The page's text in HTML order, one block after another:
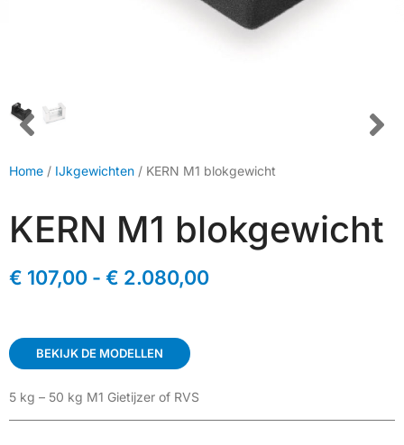
Home / IJkgewichten / KERN M1 blokgewicht
KERN M1 blokgewicht
€ 107,00 - € 2.080,00
BEKIJK DE MODELLEN
5 kg – 50 kg M1 Gietijzer of RVS